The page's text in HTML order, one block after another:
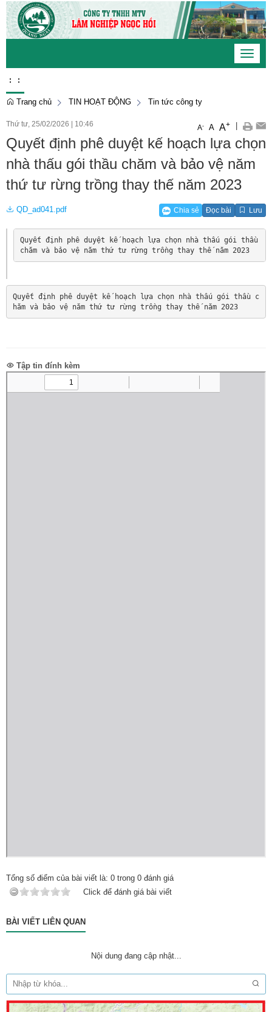
Toggle
: :
Trang chủ TIN HOẠT ĐỘNG Tin tức công ty
Thứ tư, 25/02/2026 10:46 A- A A+
Quyết định phê duyệt kế hoạch lựa chọn
nhà thấu gói thầu chăm và bảo vệ năm
thứ tư rừng trồng thay thế năm 2023
QD_ad041.pdf Chia sẻ Đọc bài Lưu
Quyết định phê duyệt kế hoạch lựa chọn nhà thấu gói thầu
chăm và bảo vệ năm thứ tư rừng trồng thay thế năm 2023
Quyết định phê duyệt kế hoạch lựa chọn nhà thấu gói thầu c
hăm và bảo vệ năm thứ tư rừng trồng thay thế năm 2023
Tập tin đính kèm
Tổng số điểm của bài viết là: 0 trong 0 đánh giá
Click để đánh giá bài viết
BÀI VIẾT LIÊN QUAN
Nội dung đang cập nhật...